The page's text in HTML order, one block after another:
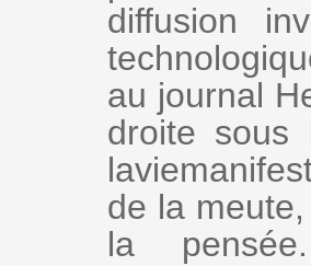
diffusion
au journal
droite sous
de la meute,
la